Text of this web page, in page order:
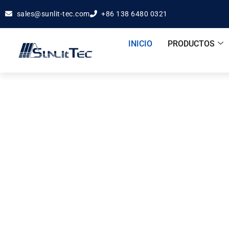
sales@sunlit-tec.com +86 138 6480 0321
INICIO PRODUCTOS